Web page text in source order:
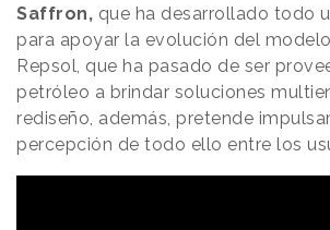
Saffron, que ha desarrollado todo
para apoyar la evolución del
Repsol, que ha pasado de ser
petróleo a brindar soluciones
rediseño, además, pretende
percepción de todo ello entre los